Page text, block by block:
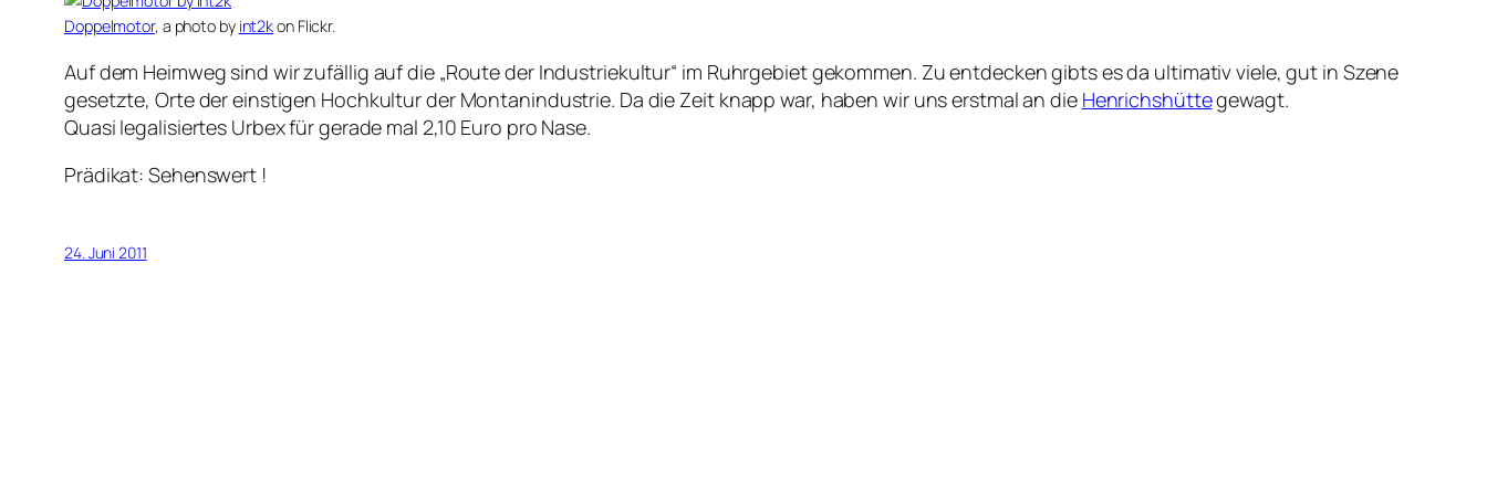
Doppelmotor, a photo by int2kon Flickr.
Auf dem Heimweg sind wir zufällig auf die „Route der Industriekultur“ im Ruhrgebiet gekommen. Zu entdecken gibts es da ultimativ viele, gut in Szene
gesetzte, Orte der einstigen Hochkultur der Montanindustrie. Da die Zeit knapp war, haben wir uns erstmal an die Henrichshüttegewagt.
Quasi legalisiertes Urbex für gerade mal 2,10 Euro pro Nase.
Prädikat: Sehenswert !
24. Juni 2011